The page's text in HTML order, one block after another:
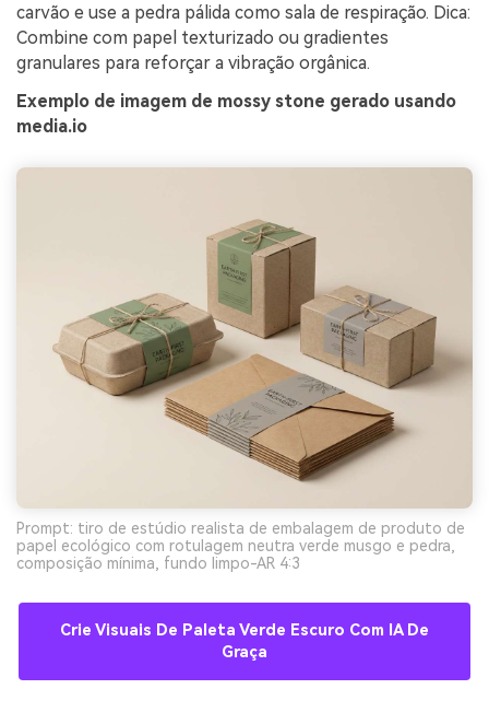
carvão e use a pedra pálida como sala de respiração. Dica:
Combine com papel texturizado ou gradientes
granulares para reforçar a vibração orgânica.
Exemplo de imagem de mossy stone gerado usando
media.io
Prompt: tiro de estúdio realista de embalagem de produto de
papel ecológico com rotulagem neutra verde musgo e pedra,
composição mínima, fundo limpo-AR 4:3
Crie Visuais De Paleta Verde Escuro Com IA De
Graça